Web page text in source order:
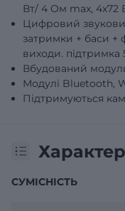
Вт/ 4 Oм max, 4х72
Цифровий
затримки + баси +
виходи. підтримка
Вбудований
Модулі Bluetooth,
Підтримуються
СУМІСНІСТЬ